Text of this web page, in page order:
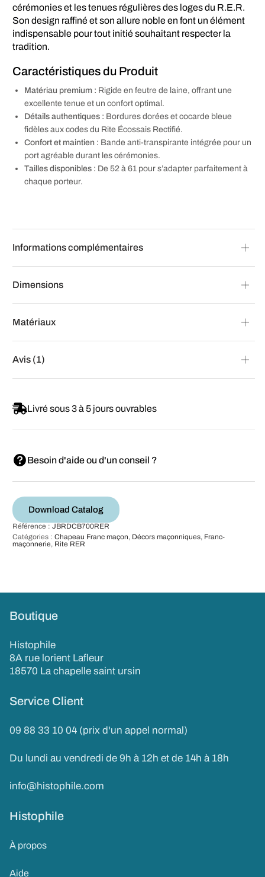
cérémonies et les tenues régulières des loges du R.E.R.
Son design raffiné et son allure noble en font un élément
indispensable pour tout initié souhaitant respecter la
tradition.
Caractéristiques du Produit
Matériau premium : Rigide en feutre de laine, offrant une
excellente tenue et un confort optimal.
Détails authentiques : Bordures dorées et cocarde bleue
fidèles aux codes du Rite Écossais Rectifié.
Confort et maintien : Bande anti-transpirante intégrée pour un
port agréable durant les cérémonies.
Tailles disponibles : De 52 à 61 pour s’adapter parfaitement à
chaque porteur.
Informations complémentaires
Dimensions
Matériaux
Avis (1)
Livré sous 3 à 5 jours ouvrables
Besoin d'aide ou d'un conseil ?
Download Catalog
Référence : JBRDCB700RER
Catégories : Chapeau Franc maçon, Décors maçonniques, Franc-
maçonnerie, Rite RER
Boutique
Histophile
8A rue lorient Lafleur
18570 La chapelle saint ursin
Service Client
09 88 33 10 04 (prix d'un appel normal)
Du lundi au vendredi de 9h à 12h et de 14h à 18h
info@histophile.com
Histophile
À propos
Aide